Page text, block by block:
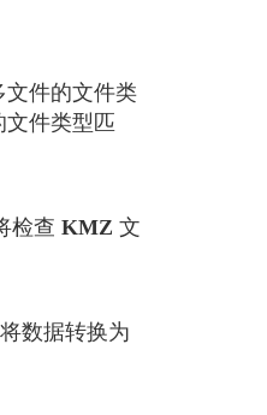
文件的文件类
件类型匹
检查 KMZ 文
数据转换为